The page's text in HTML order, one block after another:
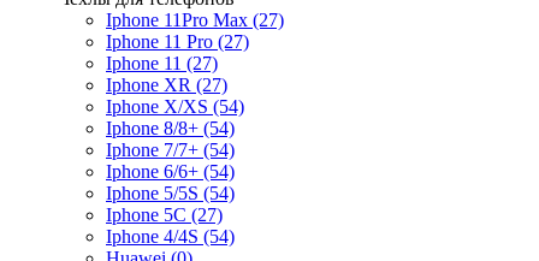
Iphone 11Pro Max (27)
Iphone 11 Pro (27)
Iphone 11 (27)
Iphone XR (27)
Iphone X/XS (54)
Iphone 8/8+ (54)
Iphone 7/7+ (54)
Iphone 6/6+ (54)
Iphone 5/5S (54)
Iphone 5C (27)
Iphone 4/4S (54)